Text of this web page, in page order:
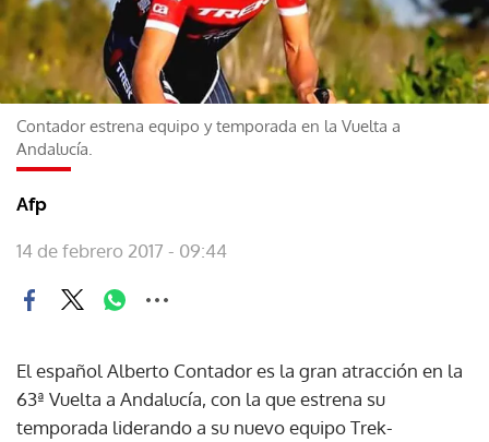
Contador estrena equipo y temporada en la Vuelta a
Andalucía.
Afp
14 de febrero 2017 - 09:44
El español Alberto Contador es la gran atracción en la
63ª Vuelta a Andalucía, con la que estrena su
temporada liderando a su nuevo equipo Trek-